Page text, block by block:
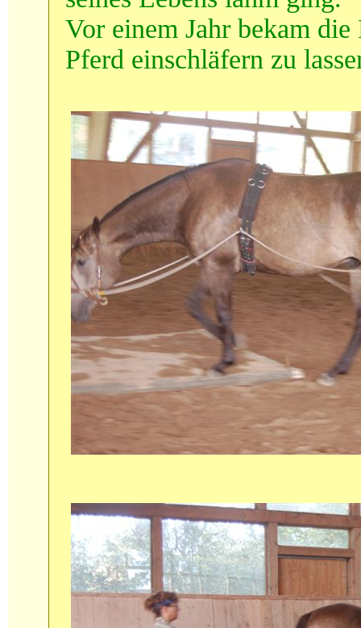
Vor einem Jahr bekam
Pferd einschläfern zu